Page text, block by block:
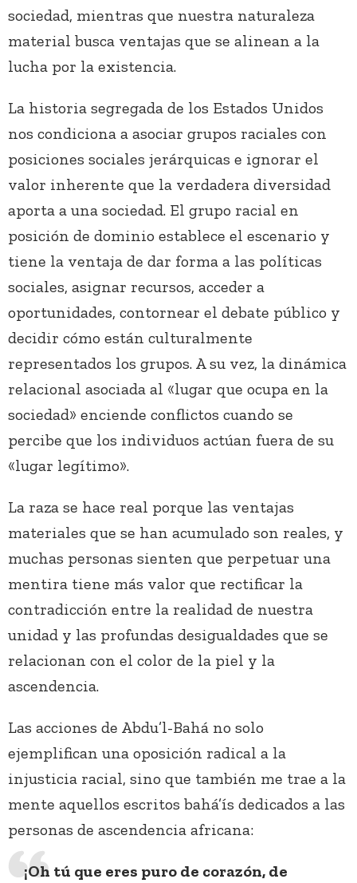
sociedad, mientras que nuestra naturaleza
material busca ventajas que se alinean a la
lucha por la existencia.
La historia segregada de los Estados Unidos
nos condiciona a asociar grupos raciales con
posiciones sociales jerárquicas e ignorar el
valor inherente que la verdadera diversidad
aporta a una sociedad. El grupo racial en
posición de dominio establece el escenario y
tiene la ventaja de dar forma a las políticas
sociales, asignar recursos, acceder a
oportunidades, contornear el debate público y
decidir cómo están culturalmente
representados los grupos. A su vez, la dinámica
relacional asociada al «lugar que ocupa en la
sociedad» enciende conflictos cuando se
percibe que los individuos actúan fuera de su
«lugar legítimo».
La raza se hace real porque las ventajas
materiales que se han acumulado son reales, y
muchas personas sienten que perpetuar una
mentira tiene más valor que rectificar la
contradicción entre la realidad de nuestra
unidad y las profundas desigualdades que se
relacionan con el color de la piel y la
ascendencia.
Las acciones de Abdu’l-Bahá no solo
ejemplifican una oposición radical a la
injusticia racial, sino que también me trae a la
mente aquellos escritos bahá’ís dedicados a las
personas de ascendencia africana:
¡Oh tú que eres puro de corazón, de